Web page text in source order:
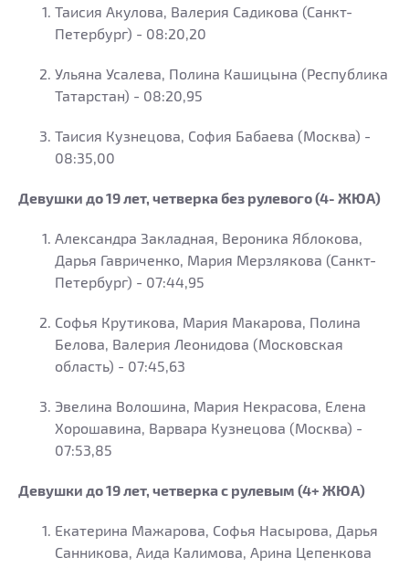
Таисия Акулова, Валерия Садикова (Санкт-
Петербург) - 08:20,20
Ульяна Усалева, Полина Кашицына (Республика
Татарстан) - 08:20,95
Таисия Кузнецова, София Бабаева (Москва) -
08:35,00
Девушки до 19 лет, четверка без рулевого (4- ЖЮА)
Александра Закладная, Вероника Яблокова,
Дарья Гавриченко, Мария Мерзлякова (Санкт-
Петербург) - 07:44,95
Софья Крутикова, Мария Макарова, Полина
Белова, Валерия Леонидова (Московская
область) - 07:45,63
Эвелина Волошина, Мария Некрасова, Елена
Хорошавина, Варвара Кузнецова (Москва) -
07:53,85
Девушки до 19 лет, четверка с рулевым (4+ ЖЮА)
Екатерина Мажарова, Софья Насырова, Дарья
Санникова, Аида Калимова, Арина Цепенкова